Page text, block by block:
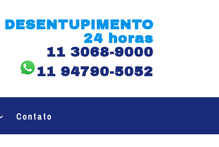
DESENTUPIMENTO
24 horas
11 3068-9000
11 94790-5052
Contato